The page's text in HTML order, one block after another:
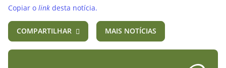
Copiar o link desta notícia.
COMPARTILHAR MAIS NOTÍCIAS